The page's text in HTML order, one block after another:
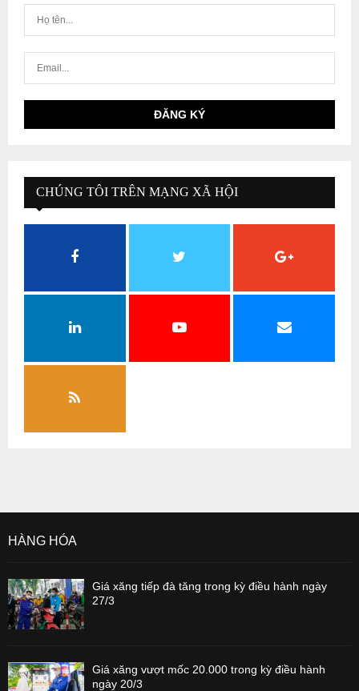
CHÚNG TÔI TRÊN MẠNG XÃ HỘI
HÀNG HÓA
Giá xăng tiếp đà tăng trong kỳ điều hành ngày
27/3
Giá xăng vượt mốc 20.000 trong kỳ điều hành
ngày 20/3